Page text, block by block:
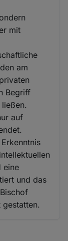
mit
am
Begriff
auf
eine
und das